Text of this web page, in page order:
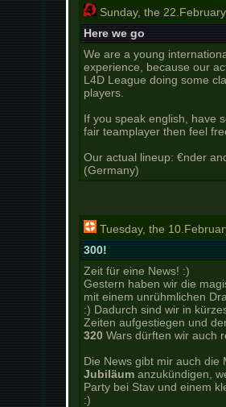
Sunday, the
Here we go
We are a young
experience, because our
L4D League doing some
players.
If you speak english, have
fair teamplayer then feel
Our actual lineup: €nder
(Germany)
Tuesday, the
300!
Zeit für eine News! :)
Gestern haben wir die
mit einem unrühmlichen
:) Dadurch sind wir in
Zeiten aufgestiegen und
320 Wars dürften wir auch
Die News gibt mir auch
Jubiläum anzukündigen,
Party bei Stav und einem
:)